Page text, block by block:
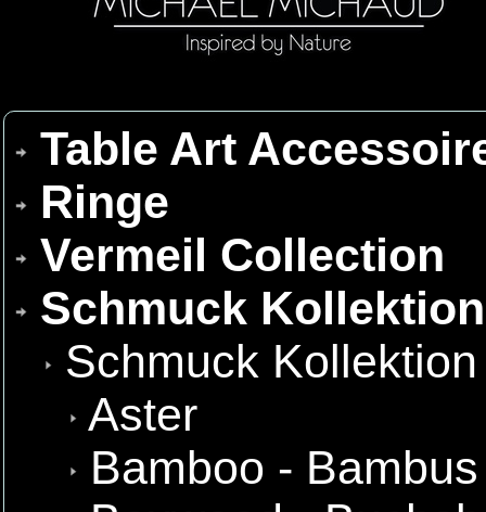
Table Art
Ringe
Vermeil Collection
Schmuck
Schmuck
Aster
Bamboo - Bambus